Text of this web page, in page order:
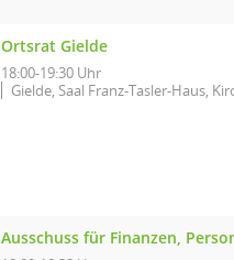
Ortsrat Gielde
18:00-19:30 Uhr
Gielde, Saal Franz-Tasler-Haus,
Ausschuss für Finanzen,